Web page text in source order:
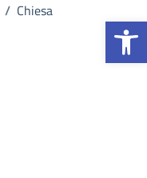
Apri la
/ Chiesa